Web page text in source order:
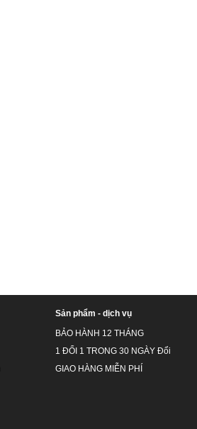
Sản phẩm - dịch vụ
BẢO HÀNH 12 THÁNG
1 ĐỔI 1 TRONG 30 NGÀY Đổi
GIAO HÀNG MIỄN PHÍ